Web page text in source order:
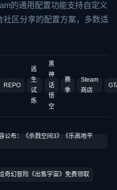
的通用配置功能支持自定义
区分享的配置方案，多数适
REPO
逃
生:
试
炼
黑
神
话
悟
空
赛
季
Steam
商店
公布：《杀戮空间3》《乐高地平
奇幻冒险《出售宇宙》免费领取